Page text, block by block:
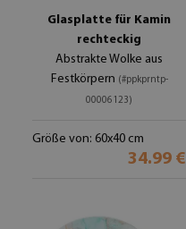
Glasplatte für Kamin
rechteckig
Abstrakte Wolke aus
Festkörpern (#ppkprntp-
00006123)
Größe von: 60x40 cm
34.99 €